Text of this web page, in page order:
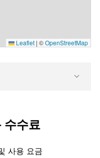
Leaflet | ©OpenStreetMap
수수료
사용 요금